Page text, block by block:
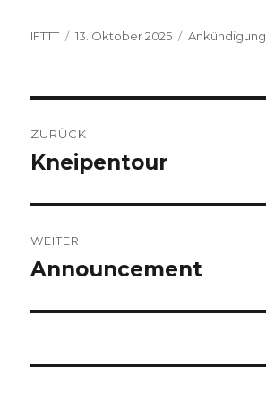
Autor
IFTTT
Veröffentlicht
13. Oktober 2025 Kategorien
Ankündigung
ZURÜCK
Vorheriger
Kneipentour
WEITER
Nächster
Announcement